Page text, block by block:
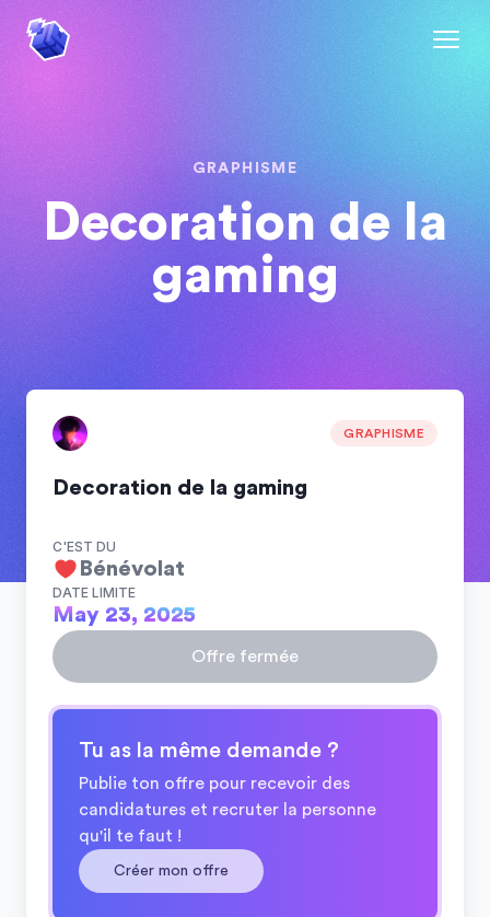
GRAPHISME
Decoration de la
gaming
GRAPHISME
Decoration de la gaming
C'EST DU
Bénévolat
DATE LIMITE
May 23, 2025
Offre fermée
Tu as la même demande ?
Publie ton offre pour recevoir des
candidatures et recruter la personne
qu'il te faut !
Créer mon offre